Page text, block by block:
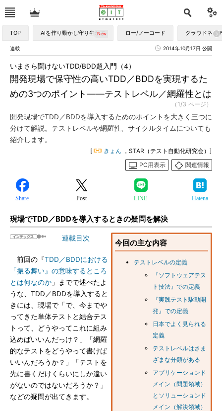
TOP AIを作り動かし守り生かす ロー/ノーコード クラウドネイ
連載 2014年10月17日 公開
開発現場で保守性の高いTDD／BDDを実現するた
めの3つのポイント――テストレベル／網羅性とは
いまさら聞けないTDD/BDD超入門（4）
（1/3 ページ）
開発現場でTDD／BDDを導入するためのポイントを大きく三つに
分けて解説。テストレベルや網羅性、サイクルタイムについても
紹介します。
[ きょん ，STAR（テスト自動化研究会）]
PC用表示
関連情報
Share Post LINE Hatena
現場でTDD／BDDを導入するときの疑問を解決
今回の主な内容
テストレベルの定義
『ソフトウェアテス
ト技法』での定義
『実践テスト駆動開
発』での定義
日本でよく見られる
定義
テストレベルはさま
ざまな分類がある
アプリケーションド
メイン（問題領域）
とソリューションド
メイン（解決領域）
連載目次
前回の『TDD／BDDにおける
「振る舞い』の意味するところ
とは何なのか 」までで述べたよ
うな、TDD／BDDを導入すると
きには、現場で「で、今までや
ってきた単体テストと結合テス
トって、どうやってこれに組み
込めばいいんだっけ？」「網羅
的なテストをどうやって書けば
いいんだろうか？」「テストを
先に書くだけくらいにしか違い
がないのではないだろうか？」
などの疑問が出てきます。